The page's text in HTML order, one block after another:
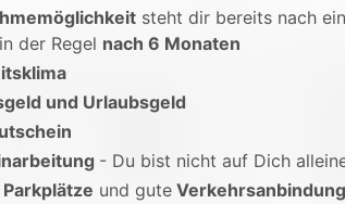
steht dir bereits nach
der Regel nach 6 Monaten
und Urlaubsgeld
- Du bist nicht auf Dich
und gute Verkehrsanbindung